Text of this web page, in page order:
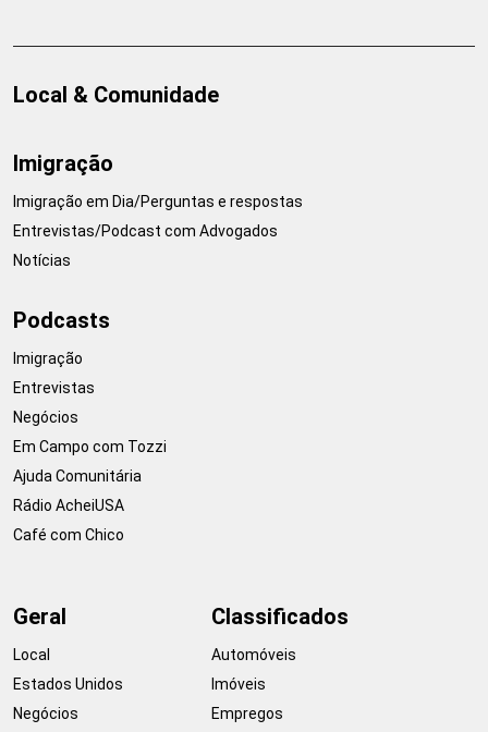
Local & Comunidade
Imigração
Imigração em Dia/Perguntas e respostas
Entrevistas/Podcast com Advogados
Notícias
Podcasts
Imigração
Entrevistas
Negócios
Em Campo com Tozzi
Ajuda Comunitária
Rádio AcheiUSA
Café com Chico
Geral
Local
Estados Unidos
Negócios
Classificados
Automóveis
Imóveis
Empregos